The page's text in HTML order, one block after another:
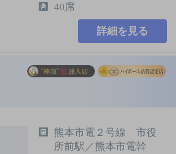
40席
詳細を見る
熊本市電２号線 市役
所前駅／熊本市電幹